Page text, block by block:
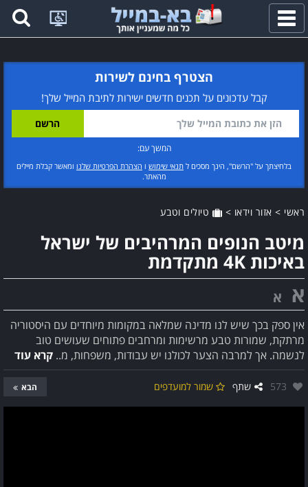
פתח
תפריט
הצטרף בחינם לשירות
קבל עדכונים על תכנים חדשים ישירות לתיבת המייל שלך!
המשך עם:
בלחיצתך על "הרשם", הינך מסכים ל תנאי שימוש ו הצהרת הפרטיות שלנו ומאשר קבלת מיילים
מהאתר.
ראשי > אזור וידאו > טיולים וטבע
מיטב הנופים המרהיבים של ישראל
באיכות 4K מתקדמת
א א
אין ספק בכך שיש לנו מדינה שמלאה במקומות מיוחדים עם היסטוריה
מרתקת, שמורות טבע מרשימות ומרחבים פתוחים שעושים טוב
לנשמה. אך למרבה הצער לכולנו יש עבודות, משפחות, מ.. קרא עוד
אהבו:
573 שתף שמור למועדפים הבא